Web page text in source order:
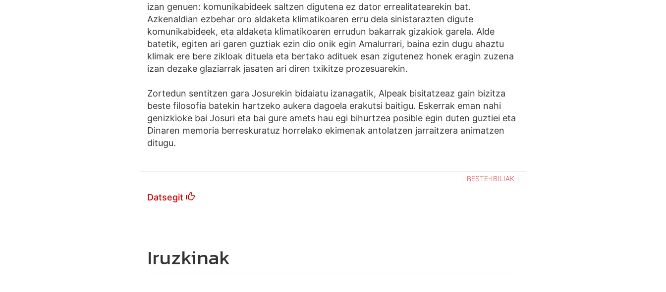
izan genuen: komunikabideek saltzen digutena ez dator errealitatearekin bat.
Azkenaldian ezbehar oro aldaketa klimatikoaren erru dela sinistarazten digute
komunikabideek, eta aldaketa klimatikoaren errudun bakarrak gizakiok garela. Alde
batetik, egiten ari garen guztiak ezin dio onik egin Amalurrari, baina ezin dugu ahaztu
klimak ere bere zikloak dituela eta bertako adituek esan zigutenez honek eragin zuzena
izan dezake glaziarrak jasaten ari diren txikitze prozesuarekin.
Zortedun sentitzen gara Josurekin bidaiatu izanagatik, Alpeak bisitatzeaz gain bizitza
beste filosofia batekin hartzeko aukera dagoela erakutsi baitigu. Eskerrak eman nahi
genizkioke bai Josuri eta bai gure amets hau egi bihurtzea posible egin duten guztiei eta
Dinaren memoria berreskuratuz horrelako ekimenak antolatzen jarraitzera animatzen
ditugu.
Datsegit
BESTE-IBILIAK
Iruzkinak